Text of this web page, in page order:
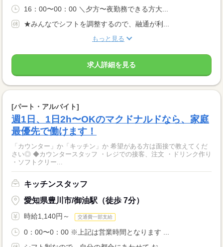
16：00〜00：00 ＼夕方〜夜勤務できる方大...
★みんなでシフトを調整するので、融通が利...
もっと見る
求人詳細を見る
[パート・アルバイト]
週1日、1日2h〜OKのマクドナルドなら、家庭
最優先で働けます！
「カウンター」か「キッチン」か 希望がある方は面接で教えてくだ
さい◎ ◆カウンタースタッフ ・レジでの接客、注文 ・ドリンク作り
・ソフトクリー...
キッチンスタッフ
愛知県豊川市/御油駅（徒歩 7分）
時給1,140円～ 交通費一部支給
0：00〜0：00 ※上記は営業時間となります ...